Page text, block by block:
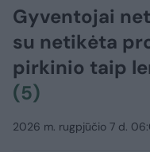
Gyventojai
su netikėta
pirkinio taip
(5)
2026 m. rugpjūčio 7 d.